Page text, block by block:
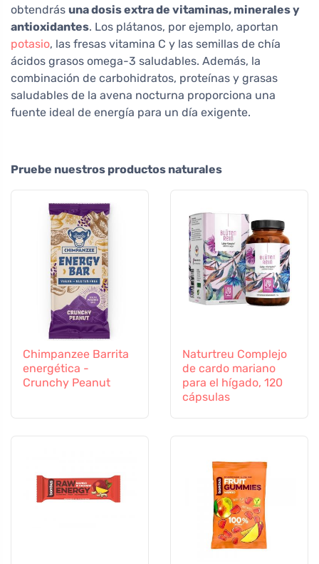
obtendrás una dosis extra de vitaminas, minerales y
antioxidantes. Los plátanos, por ejemplo, aportan
potasio, las fresas vitamina C y las semillas de chía
ácidos grasos omega-3 saludables. Además, la
combinación de carbohidratos, proteínas y grasas
saludables de la avena nocturna proporciona una
fuente ideal de energía para un día exigente.
Pruebe nuestros productos naturales
Chimpanzee Barrita
energética -
Crunchy Peanut
Naturtreu Complejo
de cardo mariano
para el hígado, 120
cápsulas